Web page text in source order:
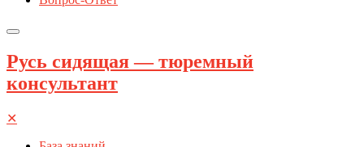
Русь сидящая — тюремный
консультант
✕